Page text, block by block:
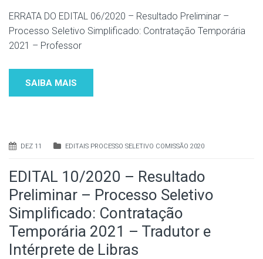
ERRATA DO EDITAL 06/2020 – Resultado Preliminar –
Processo Seletivo Simplificado: Contratação Temporária
2021 – Professor
SAIBA MAIS
DEZ 11 EDITAIS PROCESSO SELETIVO COMISSÃO 2020
EDITAL 10/2020 – Resultado
Preliminar – Processo Seletivo
Simplificado: Contratação
Temporária 2021 – Tradutor e
Intérprete de Libras